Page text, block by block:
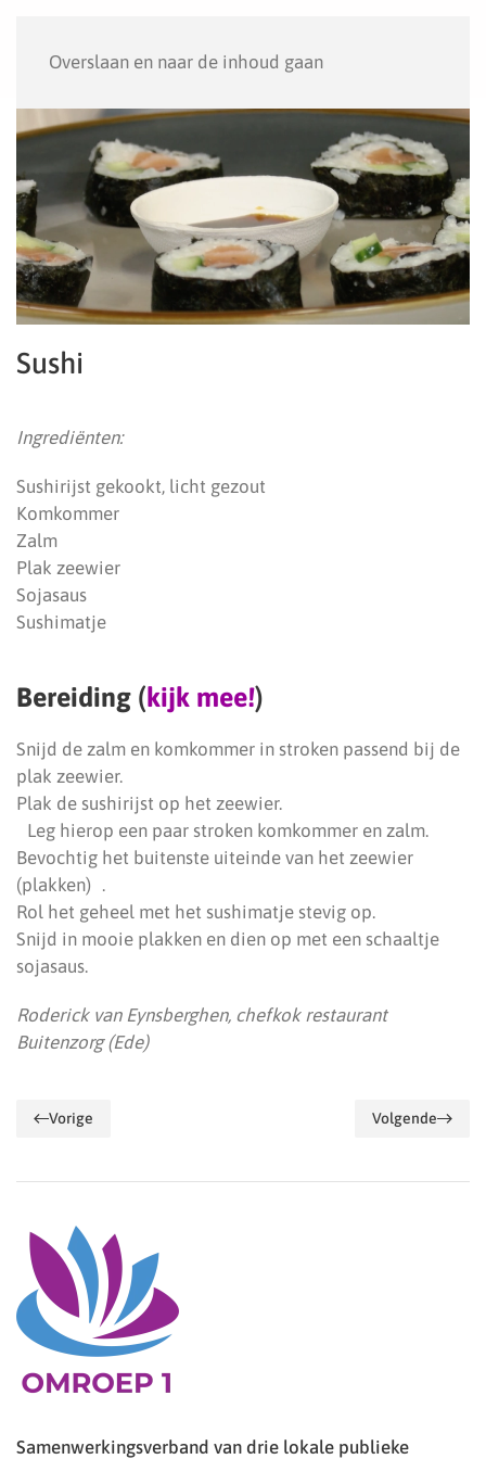
Overslaan en naar de inhoud gaan
Sushi
Ingrediënten:
Sushirijst gekookt, licht gezout
Komkommer
Zalm
Plak zeewier
Sojasaus
Sushimatje
Bereiding (kijk mee!)
Snijd de zalm en komkommer in stroken passend bij de
plak zeewier.
Plak de sushirijst op het zeewier.
Leg hierop een paar stroken komkommer en zalm.
Bevochtig het buitenste uiteinde van het zeewier
(plakken) .
Rol het geheel met het sushimatje stevig op.
Snijd in mooie plakken en dien op met een schaaltje
sojasaus.
Roderick van Eynsberghen, chefkok restaurant
Buitenzorg (Ede)
Vorige Volgende
Samenwerkingsverband van drie lokale publieke